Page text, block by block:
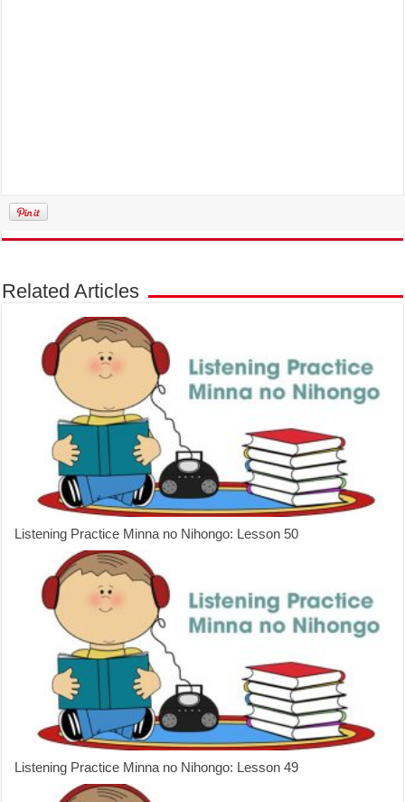
Related Articles
Listening Practice Minna no Nihongo: Lesson 50
Listening Practice Minna no Nihongo: Lesson 49